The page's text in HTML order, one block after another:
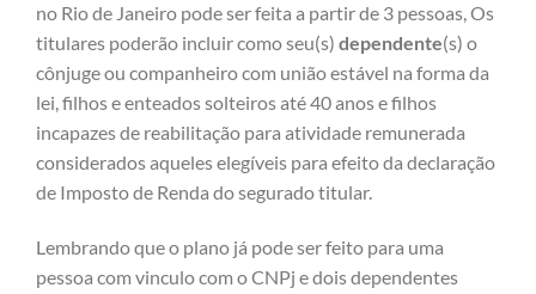
no Rio de Janeiro pode ser feita a partir de 3 pessoas, Os
titulares poderão incluir como seu(s) dependente(s) o
cônjuge ou companheiro com união estável na forma da
lei, filhos e enteados solteiros até 40 anos e filhos
incapazes de reabilitação para atividade remunerada
considerados aqueles elegíveis para efeito da declaração
de Imposto de Renda do segurado titular.
Lembrando que o plano já pode ser feito para uma
pessoa com vinculo com o CNPj e dois dependentes